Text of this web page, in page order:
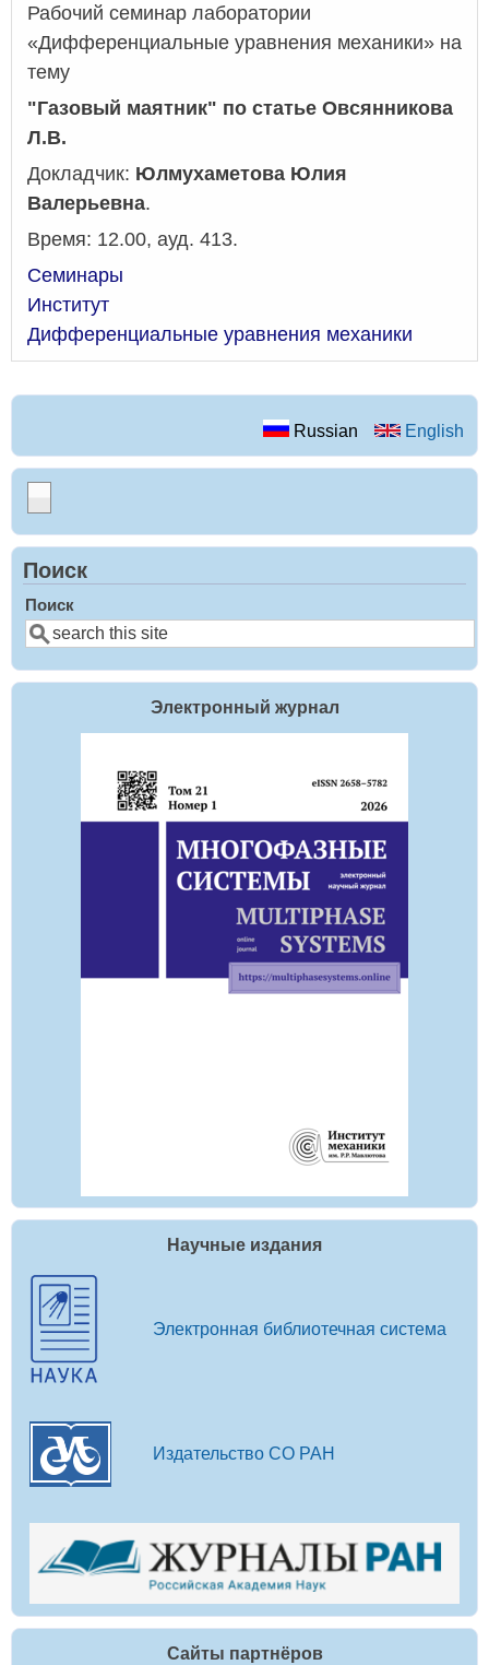
Рабочий семинар лаборатории
«Дифференциальные уравнения механики» на
тему
"Газовый маятник" по статье Овсянникова
Л.В.
Докладчик: Юлмухаметова Юлия
Валерьевна.
Время: 12.00, ауд. 413.
Семинары
Институт
Дифференциальные уравнения механики
Russian English
Поиск
Поиск
Электронный журнал
Научные издания
Электронная библиотечная система
Издательство СО РАН
Сайты партнёров